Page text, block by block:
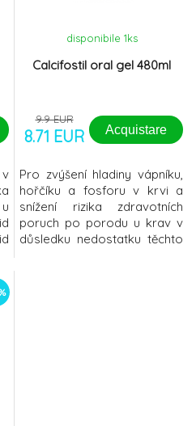
v
Calcifostil oral gel 480ml
disponibile 1ks
9.9 EUR
8.71 EUR Acquistare
Pro zvýšení hladiny vápníku,
hořčíku a fosforu v krvi a
snížení rizika zdravotních
poruch po porodu u krav v
důsledku nedostatku těchto